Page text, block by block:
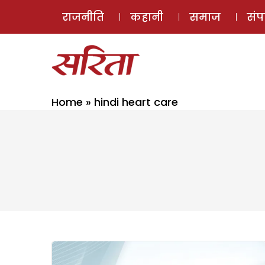
राजनीति कहानी समाज
Home » hindi heart care